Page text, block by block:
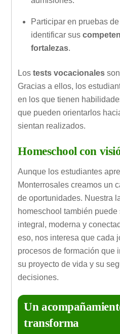
Participar en pruebas
identificar sus
fortalezas.
Lostests vocacionales
Gracias a ellos, los
en los que tienen
que pueden orientarlos
sientan realizados.
Homeschool con
Aunque los estudiantes
Monterrosales creamos un
de oportunidades. Nuestra
homeschool también
integral, moderna y
eso, nos interesa que cada
procesos de formación que
su proyecto de vida y su
decisiones.
Un
transforma